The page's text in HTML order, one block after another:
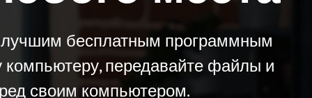
лучшим бесплатным программным
передавайте файлы и
своим компьютером.